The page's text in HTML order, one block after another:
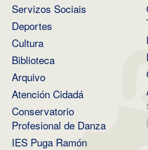
Servizos Sociais
Deportes
Cultura
Biblioteca
Arquivo
Atención Cidadá
Conservatorio
Profesional de Danza
IES Puga Ramón